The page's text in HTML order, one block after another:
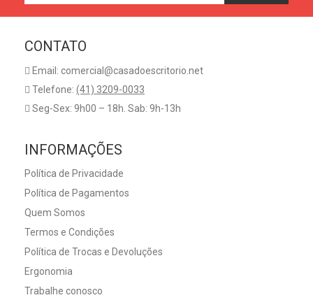
CONTATO
Email: comercial@casadoescritorio.net
Telefone: (41) 3209-0033
Seg-Sex: 9h00 – 18h. Sab: 9h-13h
INFORMAÇÕES
Política de Privacidade
Política de Pagamentos
Quem Somos
Termos e Condições
Política de Trocas e Devoluções
Ergonomia
Trabalhe conosco